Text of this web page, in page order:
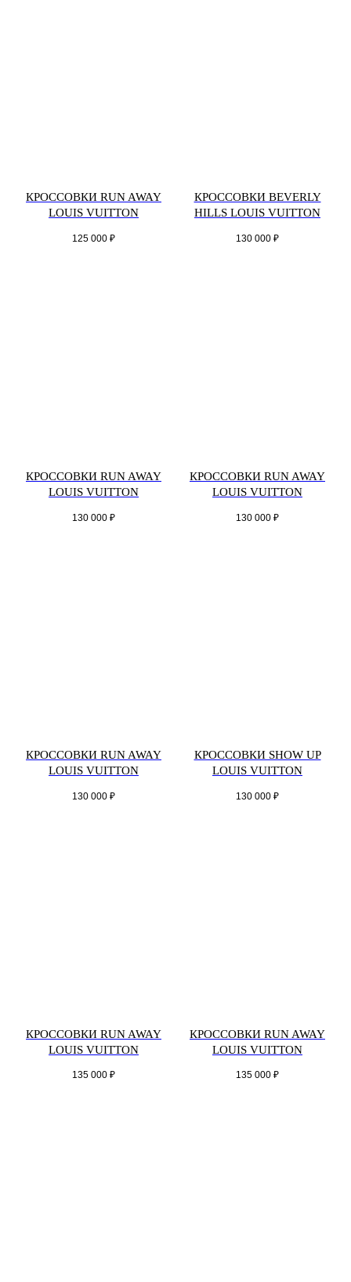
КРОССОВКИ RUN AWAY
LOUIS VUITTON
125 000 ₽
КРОССОВКИ BEVERLY
HILLS LOUIS VUITTON
130 000 ₽
КРОССОВКИ RUN AWAY
LOUIS VUITTON
130 000 ₽
КРОССОВКИ RUN AWAY
LOUIS VUITTON
130 000 ₽
КРОССОВКИ RUN AWAY
LOUIS VUITTON
130 000 ₽
КРОССОВКИ SHOW UP
LOUIS VUITTON
130 000 ₽
КРОССОВКИ RUN AWAY
LOUIS VUITTON
135 000 ₽
КРОССОВКИ RUN AWAY
LOUIS VUITTON
135 000 ₽